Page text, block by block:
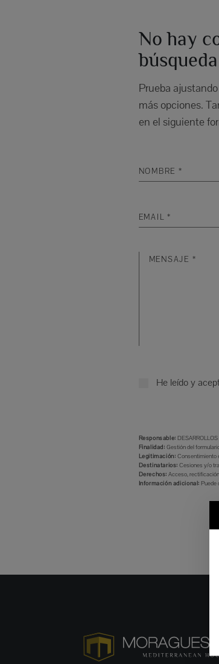
No hay
Prueba
más opciones.
en el siguiente
He leído y
Responsable:
Finalidad: Gestión del
Legitimación: Consentimiento
Destinatarios: Cesiones y/o
Derechos: Acceso,
Información adicional: Puede